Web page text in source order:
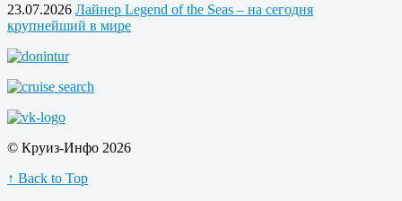
23.07.2026 Лайнер Legend of the Seas – на сегодня
крупнейший в мире
© Круиз-Инфо 2026
↑ Back to Top